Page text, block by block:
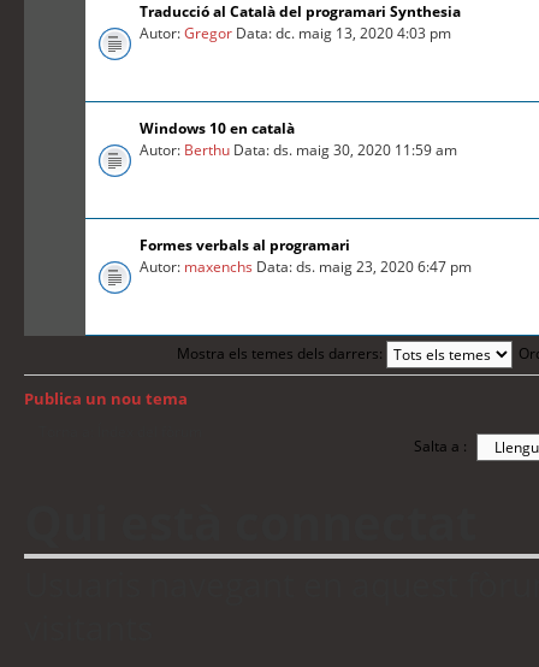
Traducció al Català del programari Synthesia
Autor:Gregor Data: dc. maig 13, 2020 4:03 pm
Windows 10 en català
Autor: Berthu Data: ds. maig 30, 2020 11:59 am
Formes verbals al programari
Autor: maxenchs Data: ds. maig 23, 2020 6:47 pm
Mostra els temes dels darrers:
Publica un nou tema
Salta a :